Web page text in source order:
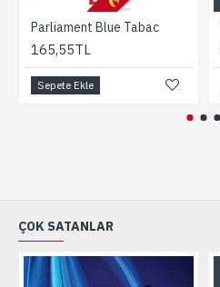
Parliament Blue Tabac
165,55TL
Sepete Ekle
ÇOK SATANLAR